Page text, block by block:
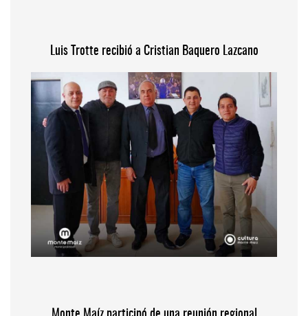
Luis Trotte recibió a Cristian Baquero Lazcano